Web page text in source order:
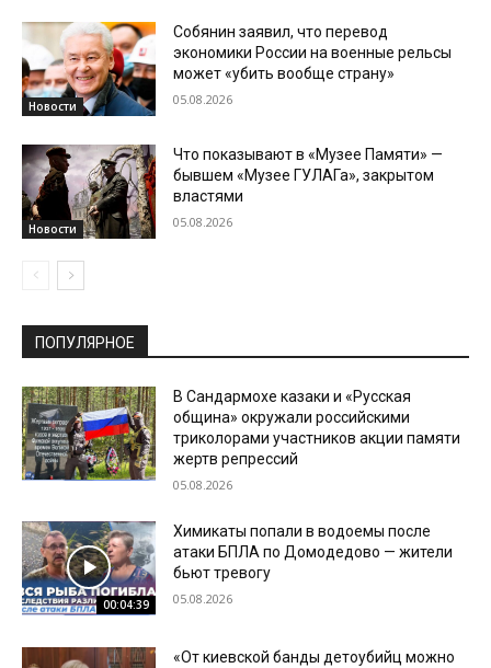
Новости
Собянин заявил, что перевод
экономики России на военные рельсы
может «убить вообще страну»
05.08.2026
Новости
Что показывают в «Музее Памяти» —
бывшем «Музее ГУЛАГа», закрытом
властями
05.08.2026
ПОПУЛЯРНОЕ
В Сандармохе казаки и «Русская
община» окружали российскими
триколорами участников акции памяти
жертв репрессий
05.08.2026
00:04:39
Химикаты попали в водоемы после
атаки БПЛА по Домодедово — жители
бьют тревогу
05.08.2026
«От киевской банды детоубийц можно